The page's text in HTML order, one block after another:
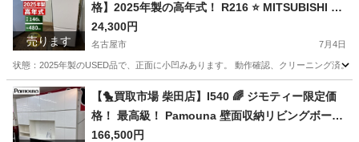
売ります
格】2025年製の高年式！ R216 ⭐ MITSUBISHI ❘
三菱 2ドア冷蔵庫 （146L・右開き）MR-P15K-W
⭐ 動作確認済 ⭐ クリーニング済
24,300円
名古屋市 7月4日
状態：2025年製のUSED品で、正面に小凹みあります。 動作確認、クリーニング済。
愛知 名古屋市 キッチン家電 ドア
【🐤買取市場 柴田店】I540 🌈 ジモティー限定価
格！ 最高級！ Pamouna 壁面収納リビングボード
⭐ クリーニング済
166,500円